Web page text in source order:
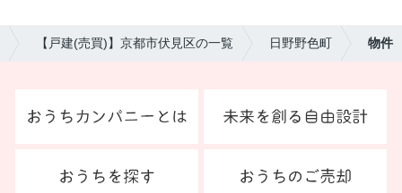
【戸建(売買)】京都市伏見区の一覧 日野野色町 物件